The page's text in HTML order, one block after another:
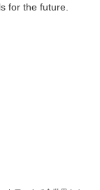
for the future.